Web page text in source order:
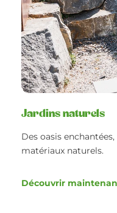
Jardins naturels
Des oasis
matériaux naturels.
Découvrir